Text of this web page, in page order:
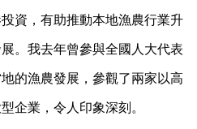
資，有助推動本地漁農行業升
。我去年曾參與全國人大代表
的漁農發展，參觀了兩家以高
企業，令人印象深刻。